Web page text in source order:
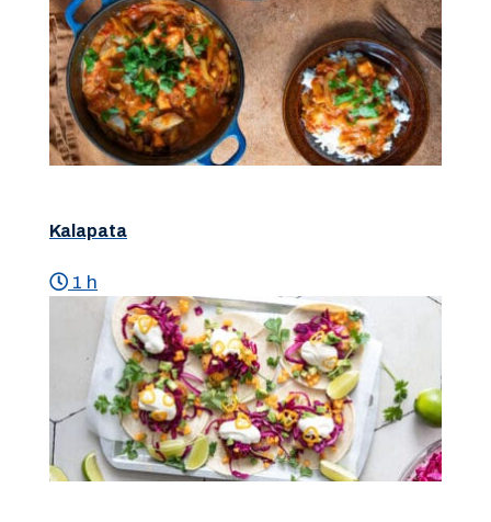
Kalapata
1 h